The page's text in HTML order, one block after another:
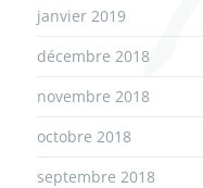
janvier 2019
décembre 2018
novembre 2018
octobre 2018
septembre 2018